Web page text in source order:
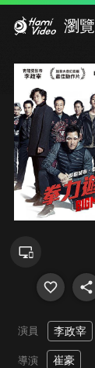
瀏覽
演員 李政宰
導演 崔豪